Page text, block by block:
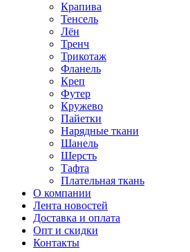
Крапива
Тенсель
Лён
Тренч
Трикотаж
Фланель
Креп
Футер
Кружево
Пайетки
Нарядные ткани
Шанель
Шерсть
Тафта
Плательная ткань
О компании
Лента новостей
Доставка и оплата
Опт и скидки
Контакты